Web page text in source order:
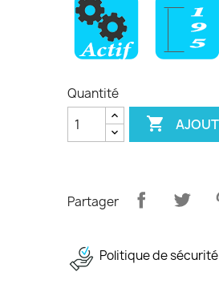
Quantité

Partager
Politique de sécurité